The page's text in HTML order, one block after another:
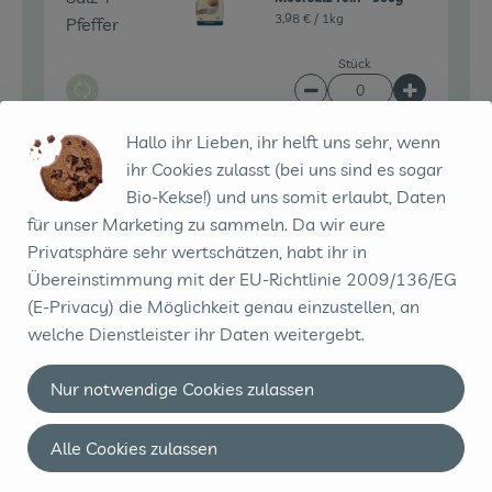
Pfeffer
Auswahl ändern
3,98 € / 1kg
Stück
Artikelanzahl
Gesamtpreis: 0,00 €
Knoblauch
Knoblauch
1,49 € /
Hallo ihr Lieben, ihr helft uns sehr, wenn
ihr Cookies zulasst (bei uns sind es sogar
Bio-Kekse!) und uns somit erlaubt, Daten
für unser Marketing zu sammeln. Da wir eure
Privatsphäre sehr wertschätzen, habt ihr in
Übereinstimmung mit der EU-Richtlinie 2009/136/EG
(E-Privacy) die Möglichkeit genau einzustellen, an
welche Dienstleister ihr Daten weitergebt.
Nur notwendige Cookies zulassen
Alle Cookies zulassen